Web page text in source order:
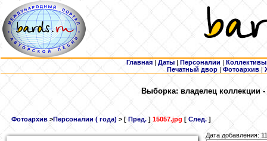
Главная | Даты | Персоналии | Коллективы
Печатный двор |Фотоархив |
Выборка: владелец коллекции
Фотоархив >Персоналии ( года) > [ Пред.] 15057.jpg [ След. ]
Дата добавления: